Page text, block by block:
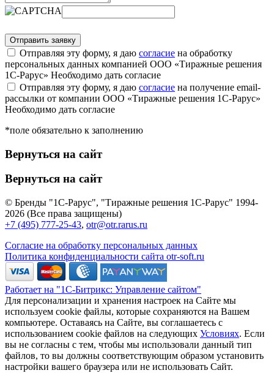
Отправляя эту форму, я даю согласие на обработку
персональных данных компанией ООО «Тиражные решения
1С-Рарус» Необходимо дать согласие
Отправляя эту форму, я даю согласие на получение email-
рассылки от компании ООО «Тиражные решения 1С-Рарус»
Необходимо дать согласие
*поле обязательно к заполнению
Вернуться на сайт
Вернуться на сайт
© Бренды "1С-Рарус", "Тиражные решения 1С-Рарус" 1994-
2026 (Все права защищены)
+7 (495) 777-25-43, otr@otr.rarus.ru
Согласие на обработку персональных данных
Политика конфиденциальности сайта otr-soft.ru
Работает на "1С-Битрикс: Управление сайтом"
Для персонализации и хранения настроек на Сайте мы
используем cookie файлы, которые сохраняются на Вашем
компьютере. Оставаясь на Сайте, вы соглашаетесь с
использованием cookie файлов на следующих Условиях. Если
вы не согласны с тем, чтобы мы использовали данный тип
файлов, то вы должны соответствующим образом установить
настройки вашего браузера или не использовать Сайт.